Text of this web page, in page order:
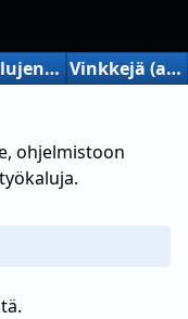
Työkalujen jakaminen Vinkkejä (a.m.)
ohjelmistoon